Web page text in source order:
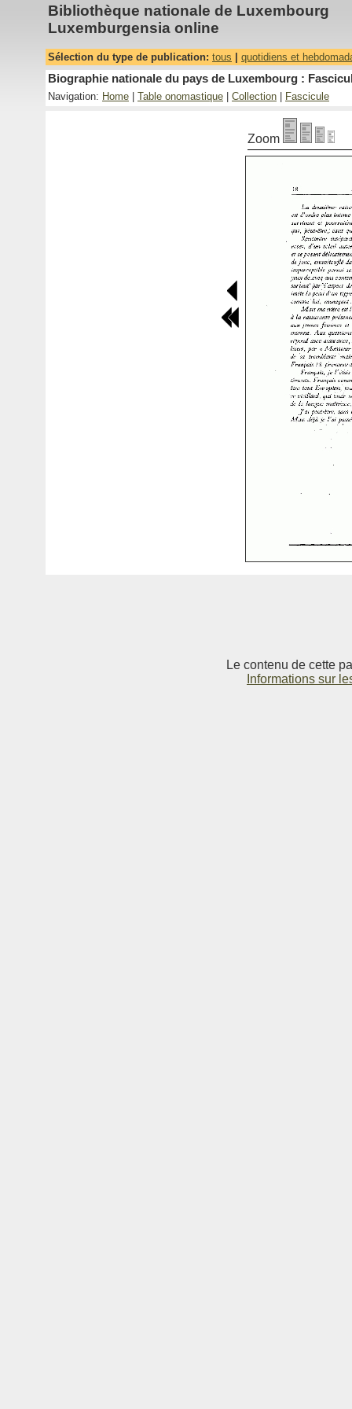
Bibliothèque nationale de Luxembourg
Luxemburgensia online
Sélection du type de publication: tous quotidiens et
Biographie nationale du pays de Luxembourg :
Navigation: Home Table onomastique Collection Fascicule
Zoom
Le contenu de cette
Informations sur